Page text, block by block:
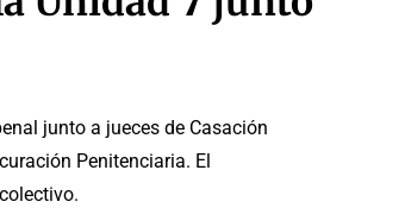
junto a jueces de Casación
Penitenciaria. El